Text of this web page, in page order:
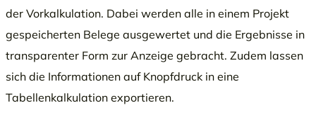
der Vorkalkulation. Dabei werden alle in einem Projekt
gespeicherten Belege ausgewertet und die Ergebnisse in
transparenter Form zur Anzeige gebracht. Zudem lassen
sich die Informationen auf Knopfdruck in eine
Tabellenkalkulation exportieren.